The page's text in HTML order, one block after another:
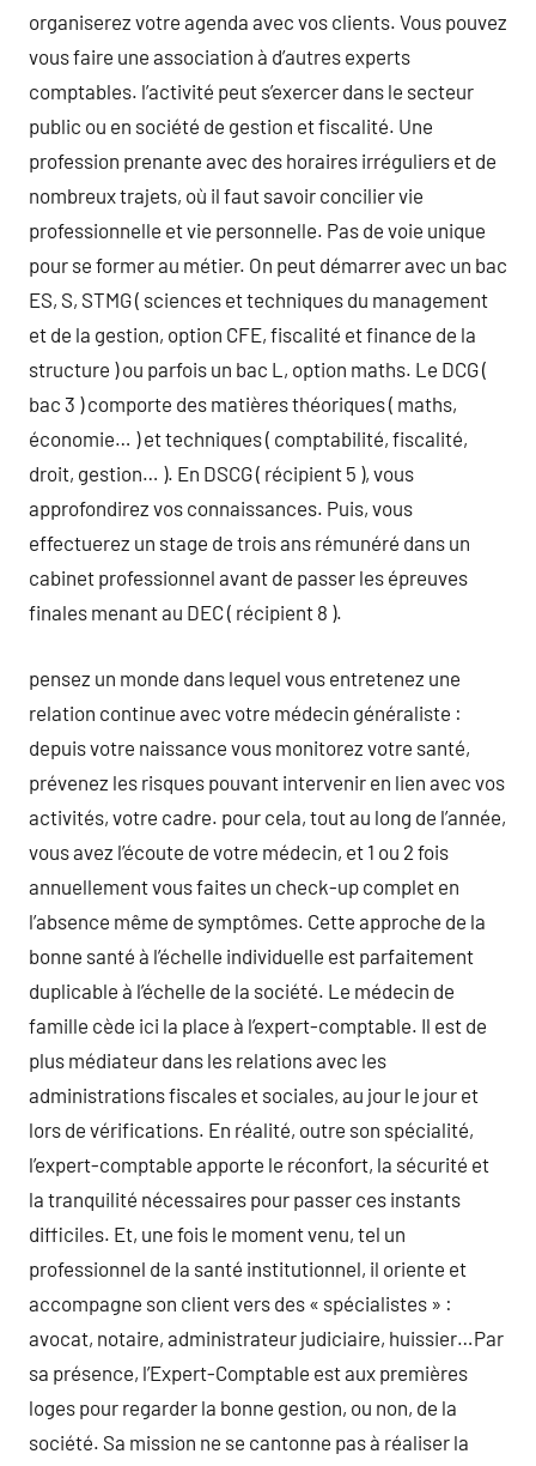
organiserez votre agenda avec vos clients. Vous pouvez
vous faire une association à d’autres experts
comptables. l’activité peut s’exercer dans le secteur
public ou en société de gestion et fiscalité. Une
profession prenante avec des horaires irréguliers et de
nombreux trajets, où il faut savoir concilier vie
professionnelle et vie personnelle. Pas de voie unique
pour se former au métier. On peut démarrer avec un bac
ES, S, STMG ( sciences et techniques du management
et de la gestion, option CFE, fiscalité et finance de la
structure ) ou parfois un bac L, option maths. Le DCG (
bac 3 ) comporte des matières théoriques ( maths,
économie… ) et techniques ( comptabilité, fiscalité,
droit, gestion… ). En DSCG ( récipient 5 ), vous
approfondirez vos connaissances. Puis, vous
effectuerez un stage de trois ans rémunéré dans un
cabinet professionnel avant de passer les épreuves
finales menant au DEC ( récipient 8 ).
pensez un monde dans lequel vous entretenez une
relation continue avec votre médecin généraliste :
depuis votre naissance vous monitorez votre santé,
prévenez les risques pouvant intervenir en lien avec vos
activités, votre cadre. pour cela, tout au long de l’année,
vous avez l’écoute de votre médecin, et 1 ou 2 fois
annuellement vous faites un check-up complet en
l’absence même de symptômes. Cette approche de la
bonne santé à l’échelle individuelle est parfaitement
duplicable à l’échelle de la société. Le médecin de
famille cède ici la place à l’expert-comptable. Il est de
plus médiateur dans les relations avec les
administrations fiscales et sociales, au jour le jour et
lors de vérifications. En réalité, outre son spécialité,
l’expert-comptable apporte le réconfort, la sécurité et
la tranquilité nécessaires pour passer ces instants
difficiles. Et, une fois le moment venu, tel un
professionnel de la santé institutionnel, il oriente et
accompagne son client vers des « spécialistes » :
avocat, notaire, administrateur judiciaire, huissier…Par
sa présence, l’Expert-Comptable est aux premières
loges pour regarder la bonne gestion, ou non, de la
société. Sa mission ne se cantonne pas à réaliser la